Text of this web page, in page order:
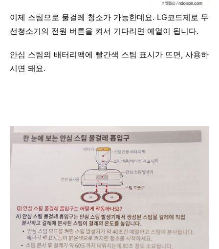
이제 스팀으로 물걸레 청소가 가능한데요. LG코드제로 무
선청소기의 전원 버튼을 켜서 기다리면 예열이 됩니다.
안심 스팀의 배터리팩에 빨간색 스팀 표시가 뜨면, 사용하
시면 돼요.